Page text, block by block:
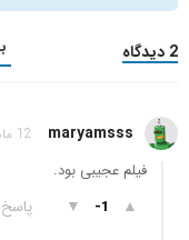
2 دیدگاه
maryamsss 12 ماه قبل
فیلم عجیبی بود.
▲
-1
▼ پاسخ